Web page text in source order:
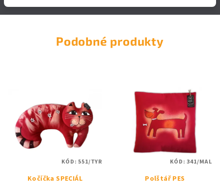
Podobné produkty
Kočíčka SPECIÁL
KÓD:551/TYR
Polštář PES
KÓD:341/MAL